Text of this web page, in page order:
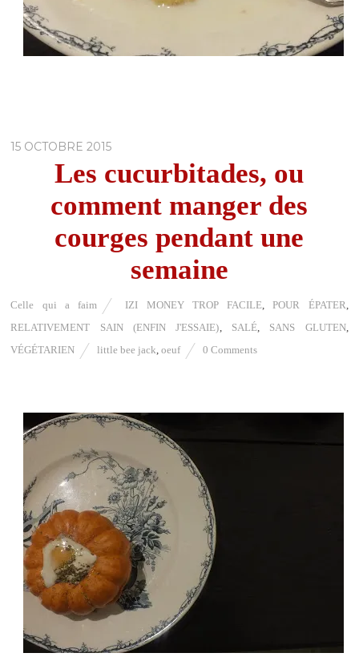
15 OCTOBRE 2015
Les cucurbitades, ou
comment manger des
courges pendant une
semaine
Celle qui a faim IZI MONEY TROP FACILE ,POUR ÉPATER
RELATIVEMENT SAIN (ENFIN J'ESSAIE)
SALÉ, SANS GLUTEN,
VÉGÉTARIEN
little bee jack ,oeuf 0 Comments